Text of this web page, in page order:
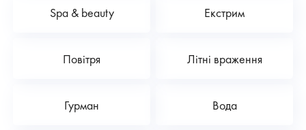
Spa & beauty Екстрим
Повітря Літні враження
Гурман Вода